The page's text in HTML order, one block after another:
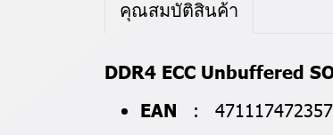
คุณสมบัติสินค้า
DDR4 ECC Unbuffered
EAN :